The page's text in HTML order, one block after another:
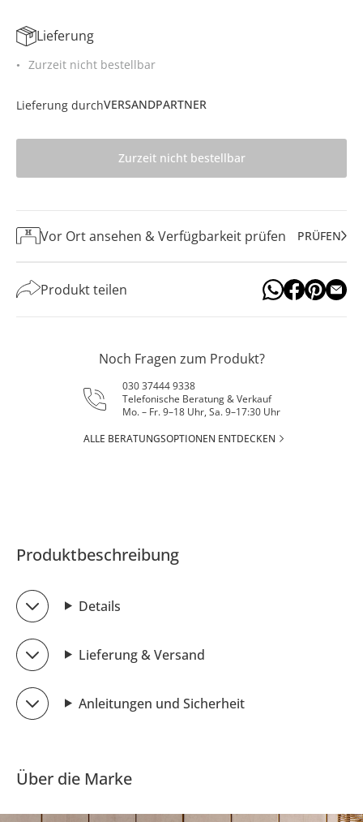
Lieferung
Zurzeit nicht bestellbar
Lieferung durchVERSANDPARTNER
Zurzeit nicht bestellbar
Vor Ort ansehen & Verfügbarkeit prüfen PRÜFEN
Produkt teilen
Noch Fragen zum Produkt?
030 37444 9338
Telefonische Beratung & Verkauf
Mo. – Fr. 9–18 Uhr, Sa. 9–17:30 Uhr
ALLE BERATUNGSOPTIONEN ENTDECKEN
Produktbeschreibung
Details
Lieferung & Versand
Anleitungen und Sicherheit
Über die Marke